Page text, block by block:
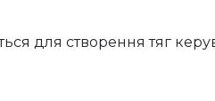
для створення тяг